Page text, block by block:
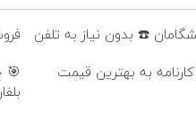
به بهترین قیمت